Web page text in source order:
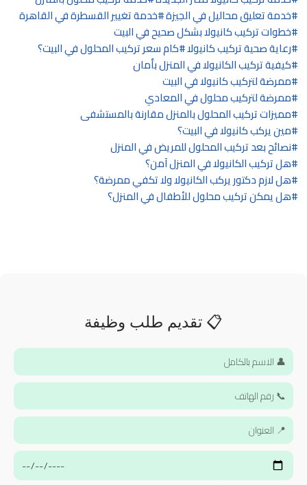
خدمة تعليق محاليل في الجيزة خدمة تغيير القسطرة في القاهرة
خطوات تركيب كانيولا بشكل صحيح في البيت
رعاية صحية تركيب كانيولا كام سعر تركيب المحلول في البيت؟
كيفية تركيب الكانيولا في المنزل بأمان
ممرضة لتركيب كانيولا في البيت
ممرضة لتركيب محلول في المعادي
مميزات تركيب المحلول بالمنزل مقارنة بالمستشفى
مين يركب كانيولا في البيت؟
نصائح بعد تركيب المحلول للمريض في المنزل
هل تركيب الكانيولا في المنزل آمن؟
هل لازم دكتور يركب الكانيولا ولا تكفي ممرضة؟
هل يمكن تركيب محلول للأطفال في المنزل؟
📋 تقديم طلب وظيفة